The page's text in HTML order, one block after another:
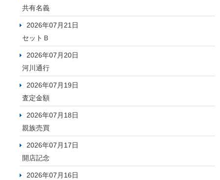
共有名義
2026年07月21日
セットＢ
2026年07月20日
河川通行
2026年07月19日
査定金額
2026年07月18日
親族売買
2026年07月17日
開店記念
2026年07月16日